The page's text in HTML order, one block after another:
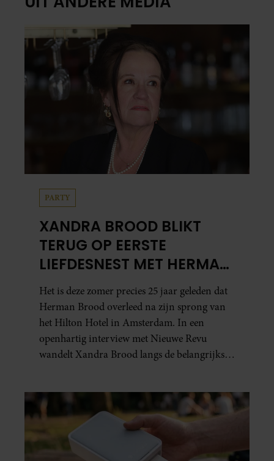
PARTY
XANDRA BROOD BLIKT
TERUG OP EERSTE
LIEFDESNEST MET HERMAN
BROOD: “HIER IS LOLA
GEBOREN”
Het is deze zomer precies 25 jaar geleden dat
Herman Brood overleed na zijn sprong van
het Hilton Hotel in Amsterdam. In een
openhartig interview met Nieuwe Revu
wandelt Xandra Brood langs de belangrijkste
Leidsedwarsstraat roept een stortvloed aan
herinneringen op. Daar begon hun leven
samen en werd dochter Lola geboren.